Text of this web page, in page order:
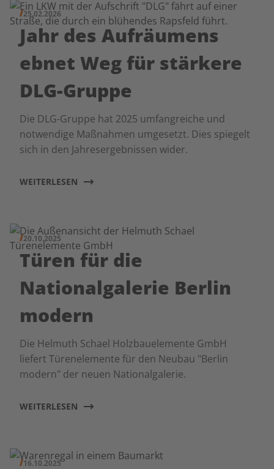
25.02.2026
Jahr des Aufräumens
ebnet Weg für stärkere
DLG-Gruppe
Die DLG-Gruppe hat 2025 umfangreiche und
notwendige Maßnahmen umgesetzt. Dies spiegelt
sich in den Jahresergebnissen wider.
WEITERLESEN
20.10.2025
Türen für die
Nationalgalerie Berlin
modern
Die Helmuth Schael Holzbauelemente GmbH
liefert Türenelemente für den Neubau "Berlin
modern" der neuen Nationalgalerie.
WEITERLESEN
16.10.2025